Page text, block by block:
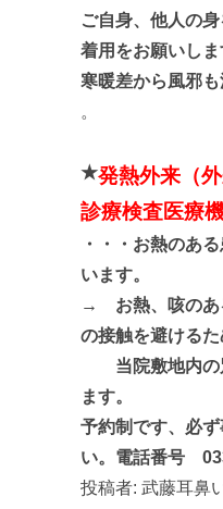
ご自身、他人の
着用をお願いしま
寒暖差から風邪も
。
★発熱外来（
診療検査医療機
・・・ お熱のあ
います。
→ お熱、咳のあ
の接触を避けるた
当院敷地内の
ます。
予約制です、必
い。電話番号
投稿者: 武藤耳鼻